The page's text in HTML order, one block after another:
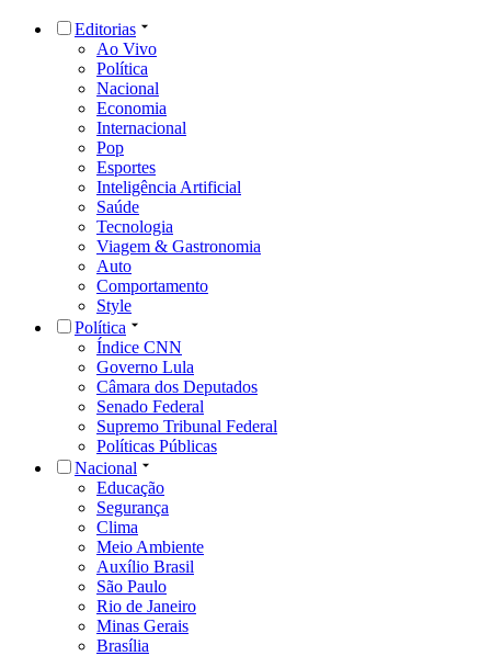
Editorias
Ao Vivo
Política
Nacional
Economia
Internacional
Pop
Esportes
Inteligência Artificial
Saúde
Tecnologia
Viagem & Gastronomia
Auto
Comportamento
Style
Política
Índice CNN
Governo Lula
Câmara dos Deputados
Senado Federal
Supremo Tribunal Federal
Políticas Públicas
Nacional
Educação
Segurança
Clima
Meio Ambiente
Auxílio Brasil
São Paulo
Rio de Janeiro
Minas Gerais
Brasília